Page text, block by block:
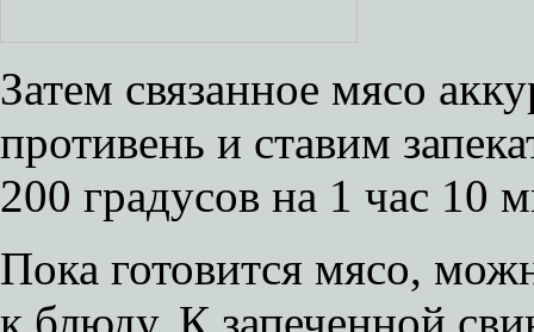
Затем связанное мясо
противень и ставим
200 градусов на 1 час 10
Пока готовится мясо,
к блюду. К запеченной